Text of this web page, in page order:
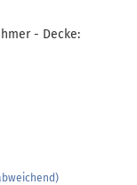
- Decke: